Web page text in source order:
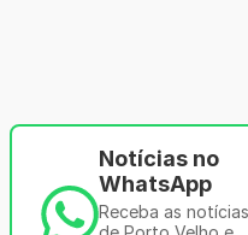
Notícias no
WhatsApp
Receba as notícias